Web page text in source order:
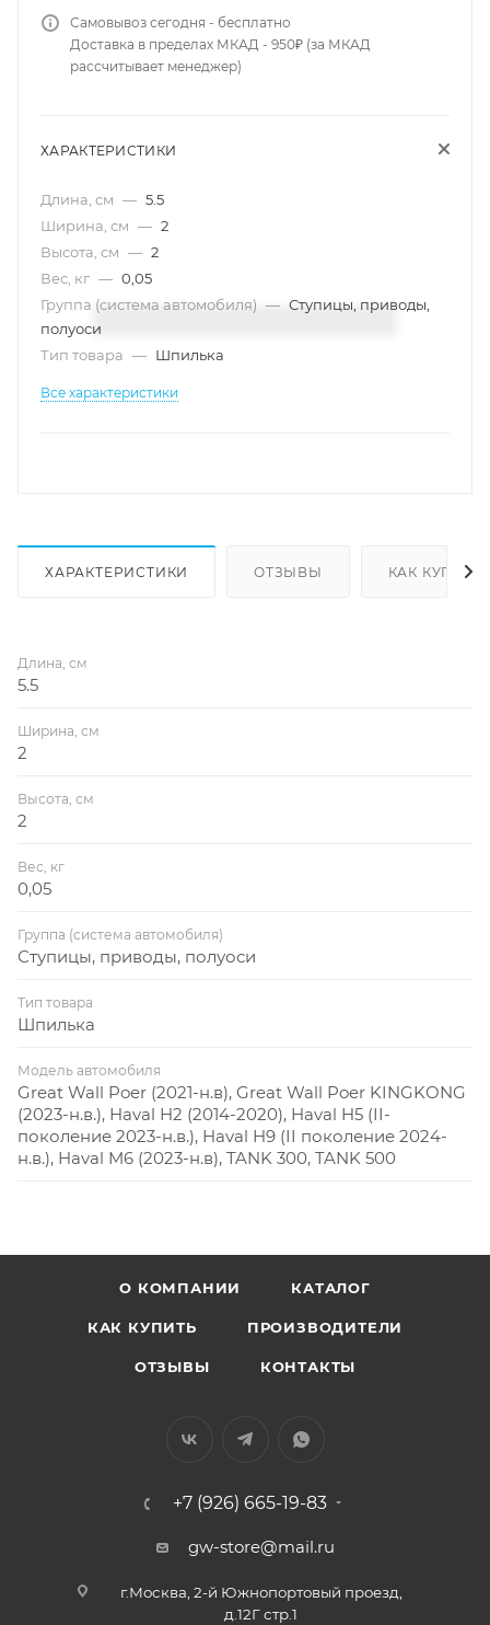
Самовывоз сегодня - бесплатно
Доставка в пределах МКАД - 950₽ (за МКАД
рассчитывает менеджер)
ХАРАКТЕРИСТИКИ
Длина, см — 5.5
Ширина, см — 2
Высота, см — 2
Вес, кг — 0,05
Группа (система автомобиля) — Ступицы, приводы,
полуоси
Тип товара — Шпилька
Все характеристики
ХАРАКТЕРИСТИКИ ОТЗЫВЫ КАК КУПИТЬ
Длина, см
5.5
Ширина, см
2
Высота, см
2
Вес, кг
0,05
Группа (система автомобиля)
Ступицы, приводы, полуоси
Тип товара
Шпилька
Модель автомобиля
Great Wall Poer (2021-н.в), Great Wall Poer KINGKONG
(2023-н.в.), Haval H2 (2014-2020), Haval H5 (II-
поколение 2023-н.в.), Haval H9 (II поколение 2024-
н.в.), Haval M6 (2023-н.в), TANK 300, TANK 500
О КОМПАНИИ КАТАЛОГ
КАК КУПИТЬ ПРОИЗВОДИТЕЛИ
ОТЗЫВЫ КОНТАКТЫ
+7 (926) 665-19-83
gw-store@mail.ru
г.Москва, 2-й Южнопортовый проезд,
д.12Г стр.1